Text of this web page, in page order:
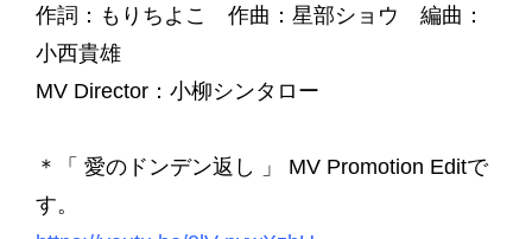
作詞：もりちよこ 作曲：星部ショウ 編曲：
小西貴雄
MV Director：小柳シンタロー
＊「 愛のドンデン返し 」 MV Promotion Editで
す。